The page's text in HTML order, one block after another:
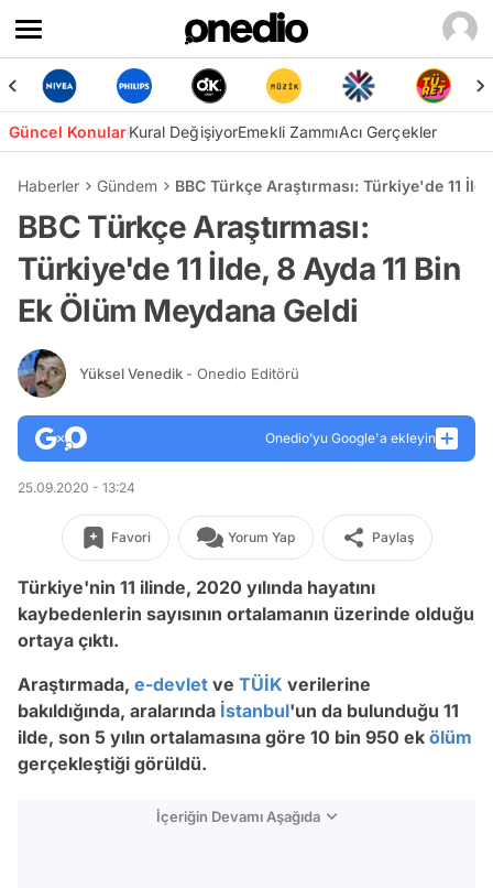
Güncel KonularKural DeğişiyorEmekli ZammıAcı Gerçekler
Haberler Gündem BBC Türkçe Araştırması: Türkiye'de 11
BBC Türkçe Araştırması:
Türkiye'de 11 İlde, 8 Ayda 11 Bin
Ek Ölüm Meydana Geldi
Yüksel Venedik - Onedio Editörü
Onedio’yu Google'a ekleyin
25.09.2020 - 13:24
Favori Yorum Yap Paylaş
Türkiye'nin 11 ilinde, 2020 yılında hayatını
kaybedenlerin sayısının ortalamanın üzerinde olduğu
ortaya çıktı.
Araştırmada, e-devlet ve TÜİK verilerine
bakıldığında, aralarında İstanbul'un da bulunduğu 11
ilde, son 5 yılın ortalamasına göre 10 bin 950 ek ölüm
gerçekleştiği görüldü.
İçeriğin Devamı Aşağıda